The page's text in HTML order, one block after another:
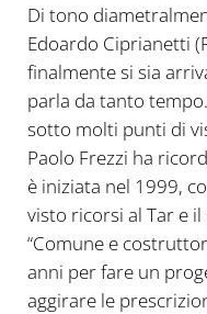
Di tono
Edoardo Ciprianetti
finalmente si sia
parla da tanto
sotto molti punti di
Paolo Frezzi ha
è iniziata nel 1999,
visto ricorsi al Tar e
“Comune e
anni per fare un
aggirare le